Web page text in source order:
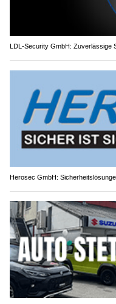
LDL-Security GmbH: Zuverlässige
Herosec GmbH: